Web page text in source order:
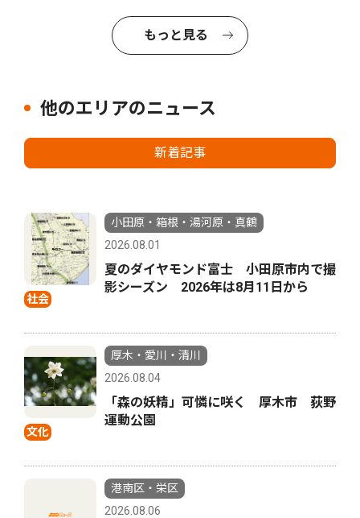
もっと見る
他のエリアのニュース
新着記事
社会
小田原・箱根・湯河原・真鶴
2026.08.01
夏のダイヤモンド富士 小田原市内で撮
影シーズン 2026年は8月11日から
文化
厚木・愛川・清川
2026.08.04
「森の妖精」可憐に咲く 厚木市 荻野
運動公園
港南区・栄区
2026.08.06